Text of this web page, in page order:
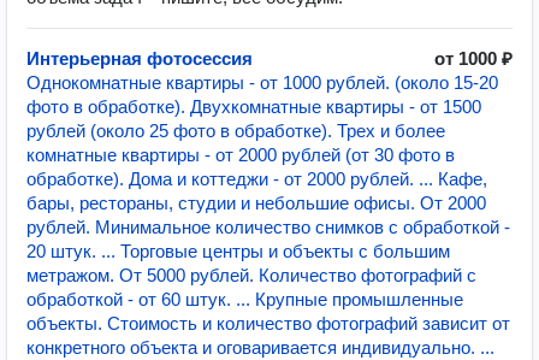
Интерьерная фотосессия
от 1000 ₽
Однокомнатные квартиры - от 1000 рублей. (около 15-20
фото в обработке). Двухкомнатные квартиры - от 1500
рублей (около 25 фото в обработке). Трех и более
комнатные квартиры - от 2000 рублей (от 30 фото в
обработке). Дома и коттеджи - от 2000 рублей. ... Кафе,
бары, рестораны, студии и небольшие офисы. От 2000
рублей. Минимальное количество снимков с обработкой -
20 штук. ... Торговые центры и объекты с большим
метражом. От 5000 рублей. Количество фотографий с
обработкой - от 60 штук. ... Крупные промышленные
объекты. Стоимость и количество фотографий зависит от
конкретного объекта и оговаривается индивидуально. ...